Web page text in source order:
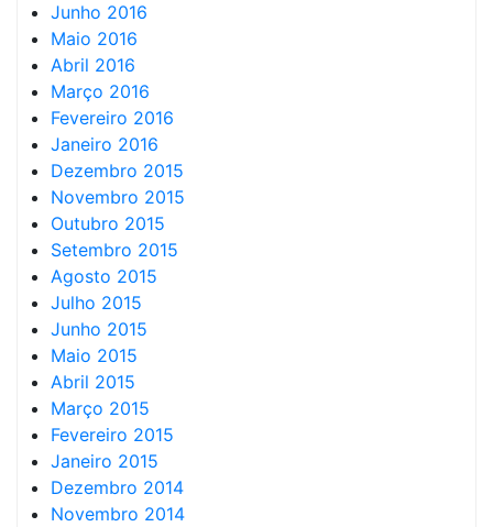
Junho 2016
Maio 2016
Abril 2016
Março 2016
Fevereiro 2016
Janeiro 2016
Dezembro 2015
Novembro 2015
Outubro 2015
Setembro 2015
Agosto 2015
Julho 2015
Junho 2015
Maio 2015
Abril 2015
Março 2015
Fevereiro 2015
Janeiro 2015
Dezembro 2014
Novembro 2014